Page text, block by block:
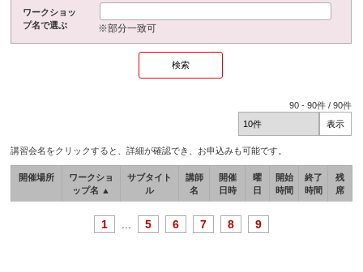
ワークショッ
プ名で選ぶ
※部分一致可
90 -90件 /90件
講習会名をクリックすると、詳細が確認でき、お申込みも可能です。
開催場所
ワークショ
ップ名 ▲
サブタイト
ル
講師
名
開催
日時
曜
日
開始
時間
終了
時間
残
席
1 5 6 7 8 9